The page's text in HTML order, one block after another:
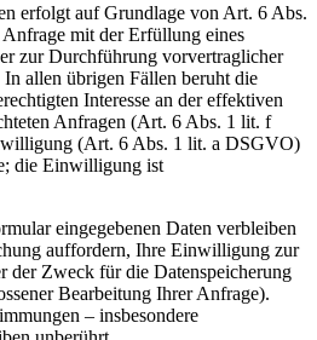
erfolgt auf Grundlage von Art. 6 Abs.
mit der Erfüllung eines
zur Durchführung vorvertraglicher
allen übrigen Fällen beruht die
Interesse an der effektiven
Anfragen (Art. 6 Abs. 1 lit. f
(Art. 6 Abs. 1 lit. a DSGVO)
die Einwilligung ist
eingegebenen Daten verbleiben
auffordern, Ihre Einwilligung zur
der Zweck für die Datenspeicherung
Bearbeitung Ihrer Anfrage).
– insbesondere